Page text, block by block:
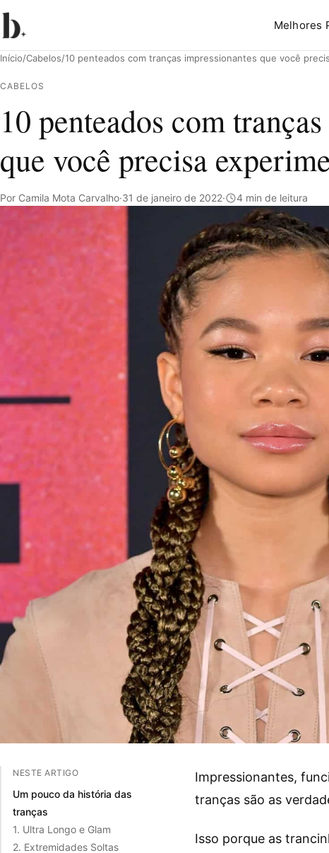
Melhores
Pesquisar
Início/Cabelos/10 penteados com tranças impressionantes que você
CABELOS
10 penteados com
que você precisa
Por Camila Mota Carvalho·31 de janeiro de 2022· 4 min de leitura
NESTE ARTIGO
Um pouco da história das
tranças
1. Ultra Longo e Glam
2. Extremidades Soltas
Impressionantes,
tranças são as
Isso porque as